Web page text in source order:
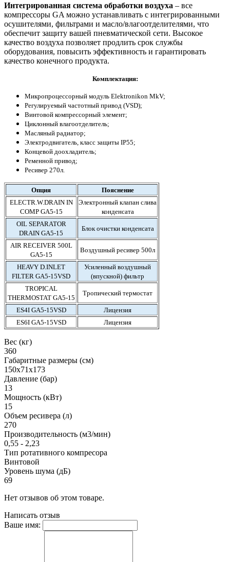
Интегрированная система обработки воздуха – все
компрессоры GA можно устанавливать с интегрированными
осушителями, фильтрами и масло/влагоотделителями, что
обеспечит защиту вашей пневматической сети. Высокое
качество воздуха позволяет продлить срок службы
оборудования, повысить эффективность и гарантировать
качество конечного продукта.
Комплектация:
Микропроцессорный модуль Elektronikon MkV;
Регулируемый частотный привод (VSD);
Винтовой компрессорный элемент;
Циклонный влагоотделитель;
Масляный радиатор;
Электродвигатель, класс защиты IP55;
Концевой доохладитель;
Ременной привод;
Ресивер 270л.
Опция
Пояснение
ELECTR.W.DRAIN IN
COMP GA5-15
Электронный клапан слива
конденсата
OIL SEPARATOR
DRAIN GA5-15
Блок очистки конденсата
AIR RECEIVER 500L
GA5-15
Воздушный ресивер 500л
HEAVY D.INLET
FILTER GA5-15VSD
Усиленный воздушный
(впускной) фильтр
TROPICAL
THERMOSTAT GA5-15
Тропический термостат
ES4I GA5-15VSD
Лицензия
ES6I GA5-15VSD
Лицензия
Вес (кг)
360
Габаритные размеры (см)
150х71х173
Давление (бар)
13
Мощность (кВт)
15
Объем ресивера (л)
270
Производительность (м3/мин)
0,55 - 2,23
Тип ротативного компресора
Винтовой
Уровень шума (дБ)
69
Нет отзывов об этом товаре.
Написать отзыв
Ваше имя: